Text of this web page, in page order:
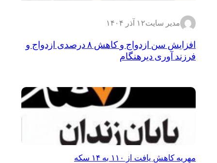
مدیر سایت۱۲ آذر ۱۴۰۴
افزایش سن ازدواج و کاهش ۸ درصدی ازدواج و
فرزند آوری دیرهنگام
مهریه کاهش یافت از ۱۱۰ به ۱۴ سکه